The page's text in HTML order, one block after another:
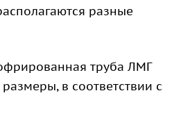
разные
труба ЛМГ
в соответствии с